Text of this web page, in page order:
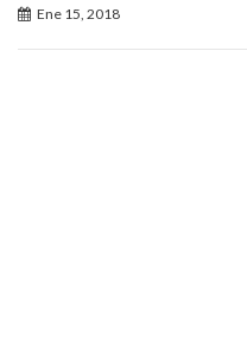
Ene 15, 2018